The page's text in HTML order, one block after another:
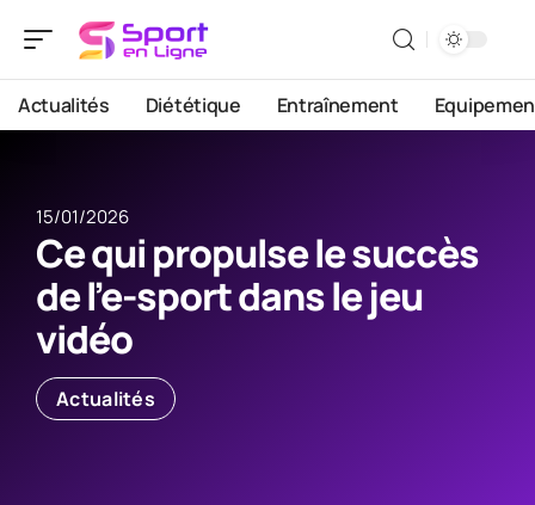
Actualités Diététique Entraînement
15/01/2026
Ce qui propulse le succès
de l’e-sport dans le jeu
vidéo
Actualités